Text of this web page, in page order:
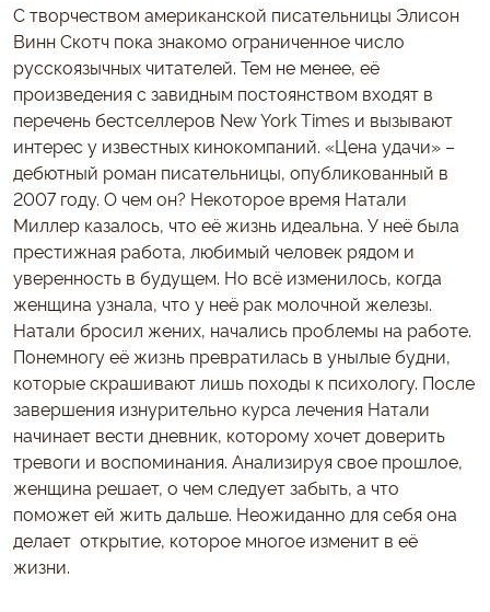
С творчеством американской писательницы Элисон
Винн Скотч пока знакомо ограниченное число
русскоязычных читателей. Тем не менее, её
произведения с завидным постоянством входят в
перечень бестселлеров New York Times и вызывают
интерес у известных кинокомпаний. «Цена удачи» –
дебютный роман писательницы, опубликованный в
2007 году. О чем он? Некоторое время Натали
Миллер казалось, что её жизнь идеальна. У неё была
престижная работа, любимый человек рядом и
уверенность в будущем. Но всё изменилось, когда
женщина узнала, что у неё рак молочной железы.
Натали бросил жених, начались проблемы на работе.
Понемногу её жизнь превратилась в унылые будни,
которые скрашивают лишь походы к психологу. После
завершения изнурительно курса лечения Натали
начинает вести дневник, которому хочет доверить
тревоги и воспоминания. Анализируя свое прошлое,
женщина решает, о чем следует забыть, а что
поможет ей жить дальше. Неожиданно для себя она
делает открытие, которое многое изменит в её
жизни.